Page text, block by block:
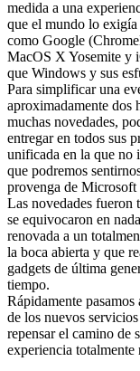
medida a una
que el mundo lo exigía
como Google
MacOS X Yosemite y
que Windows y sus
Para simplificar una
aproximadamente dos
muchas novedades,
entregar en todos sus
unificada en la que no
que podremos
provenga de
Las novedades fueron
se equivocaron en
renovada a un
la boca abierta y que
gadgets de última
tiempo.
Rápidamente
de los nuevos
repensar el camino de
experiencia totalmente